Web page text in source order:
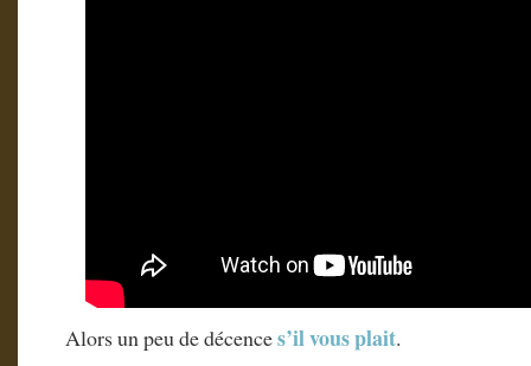
Alors un peu de décences’il vous plait.